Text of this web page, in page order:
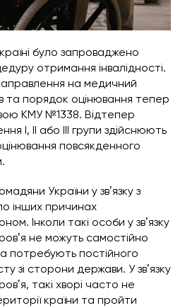
було запроваджено
отримання інвалідності.
на медичний
та порядок оцінювання тепер
КМУ №1338. Відтепер
І, ІІ або ІІІ групи здійснюють
повсякденного
України у звʼязку з
інших причинах
Інколи такі особи у звʼязку
не можуть самостійно
потребують постійного
зі сторони держави. У звʼязку
такі хворі часто не
країни та пройти